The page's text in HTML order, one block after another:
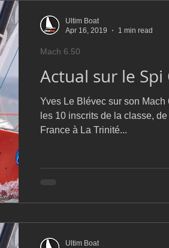
Actual sur le Spi
Yves Le Blévec sur son Mach
les 10 inscrits de la classe,
France à La Trinité...
Mach 6.50
Ultim Boat
Apr 16, 2019
1 min read
Ultim Boat